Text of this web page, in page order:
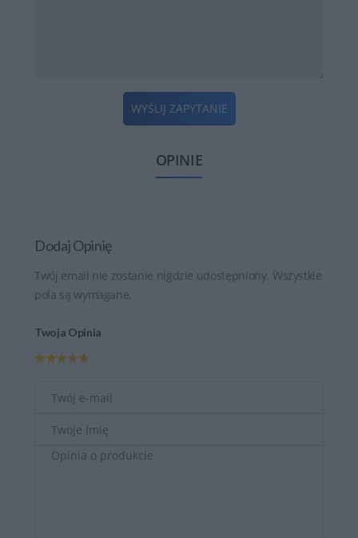
WYŚLIJ ZAPYTANIE
OPINIE
Dodaj Opinię
Twój email nie zostanie nigdzie udostępniony. Wszystkie
pola są wymagane.
Twoja Opinia